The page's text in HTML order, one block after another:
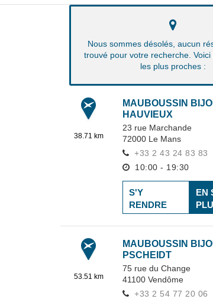
Nous sommes désolés, aucun
trouvé pour votre recherche. Voici
les plus proches :
38.71 km
MAUBOUSSIN
HAUVIEUX
23 rue Marchande
72000 Le Mans
+33 2 43 24 83 83
10:00 - 19:30
EN
S'Y
RENDRE
53.51 km
MAUBOUSSIN
PSCHEIDT
75 rue du Change
41100 Vendôme
+33 2 54 77 20 06